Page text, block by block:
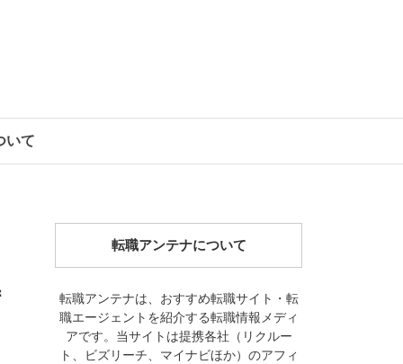
いて
転職アンテナについて
転職アンテナは、おすすめ転職サイト・転
職エージェントを紹介する転職情報メディ
アです。当サイトは提携各社（リクルー
ト、ビズリーチ、マイナビほか）のアフィ